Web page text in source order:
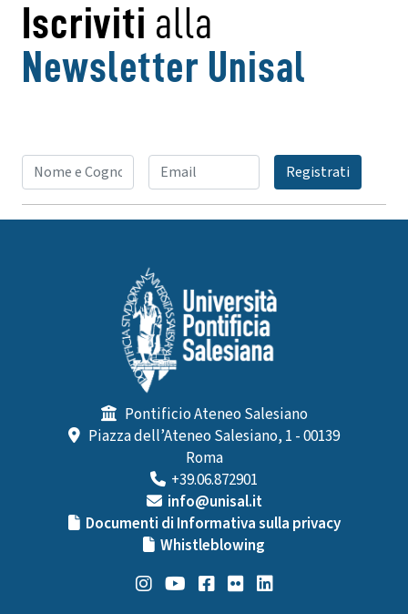
Iscriviti alla
Newsletter Unisal
Registrati
Pontificio Ateneo Salesiano
Piazza dell’Ateneo Salesiano, 1 - 00139
Roma
+39.06.872901
info@unisal.it
Documenti di Informativa sulla privacy
Whistleblowing